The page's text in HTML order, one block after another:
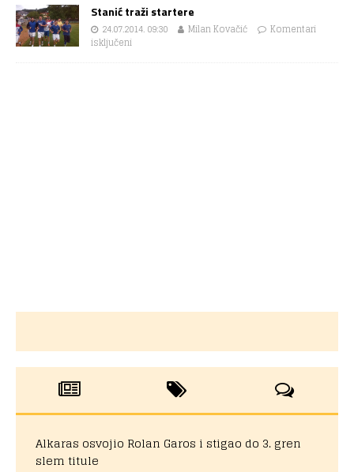
Stanić traži startere
24.07.2014. 09:30 Milan Kovačić
Komentari
isključeni
Alkaras osvojio Rolan Garos i stigao do 3. gren
slem titule